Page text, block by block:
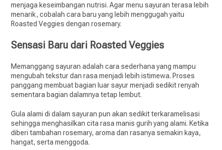
menjaga keseimbangan nutrisi. Agar menu sayuran terasa lebih
menarik, cobalah cara baru yang lebih menggugah yaitu
Roasted Veggies dengan rosemary.
Sensasi Baru dari Roasted Veggies
Memanggang sayuran adalah cara sederhana yang mampu
mengubah tekstur dan rasa menjadi lebih istimewa. Proses
panggang membuat bagian luar sayur menjadi sedikit renyah
sementara bagian dalamnya tetap lembut.
Gula alami di dalam sayuran pun akan sedikit terkaramelisasi
sehingga menghasilkan cita rasa manis gurih yang alami. Ketika
diberi tambahan rosemary, aroma dan rasanya semakin kaya,
hangat, serta menggoda.